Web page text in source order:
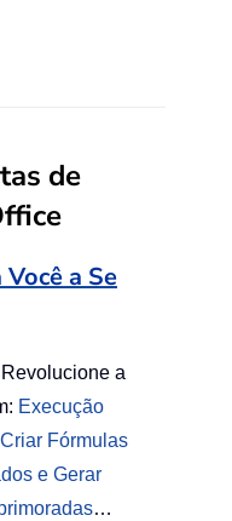
de
a Se
Revolucione a
Execução
Criar Fórmulas
e Gerar
…